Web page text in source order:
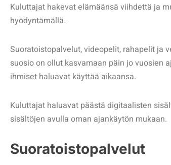
Kuluttajat hakevat elämäänsä viihdettä ja
hyödyntämällä.
Suoratoistopalvelut, videopelit, rahapelit ja
suosio on ollut kasvamaan päin jo vuosien
ihmiset haluavat käyttää aikaansa.
Kuluttajat haluavat päästä digitaalisten
sisältöjen avulla oman ajankäytön mukaan.
Suoratoistopalvelut